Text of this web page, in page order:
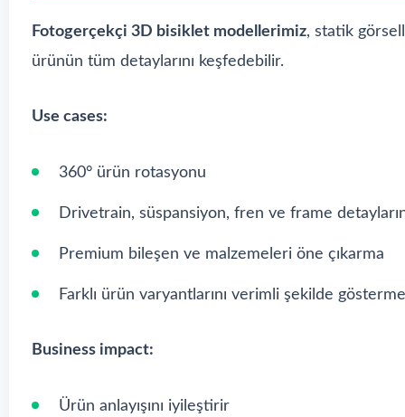
Fotogerçekçi 3D bisiklet modellerimiz, statik
ürünün tüm detaylarını keşfedebilir.
Use cases:
360° ürün rotasyonu
Drivetrain, süspansiyon, fren ve frame
Premium bileşen ve malzemeleri öne çıkarma
Farklı ürün varyantlarını verimli şekilde gösterme
Business impact:
Ürün anlayışını iyileştirir